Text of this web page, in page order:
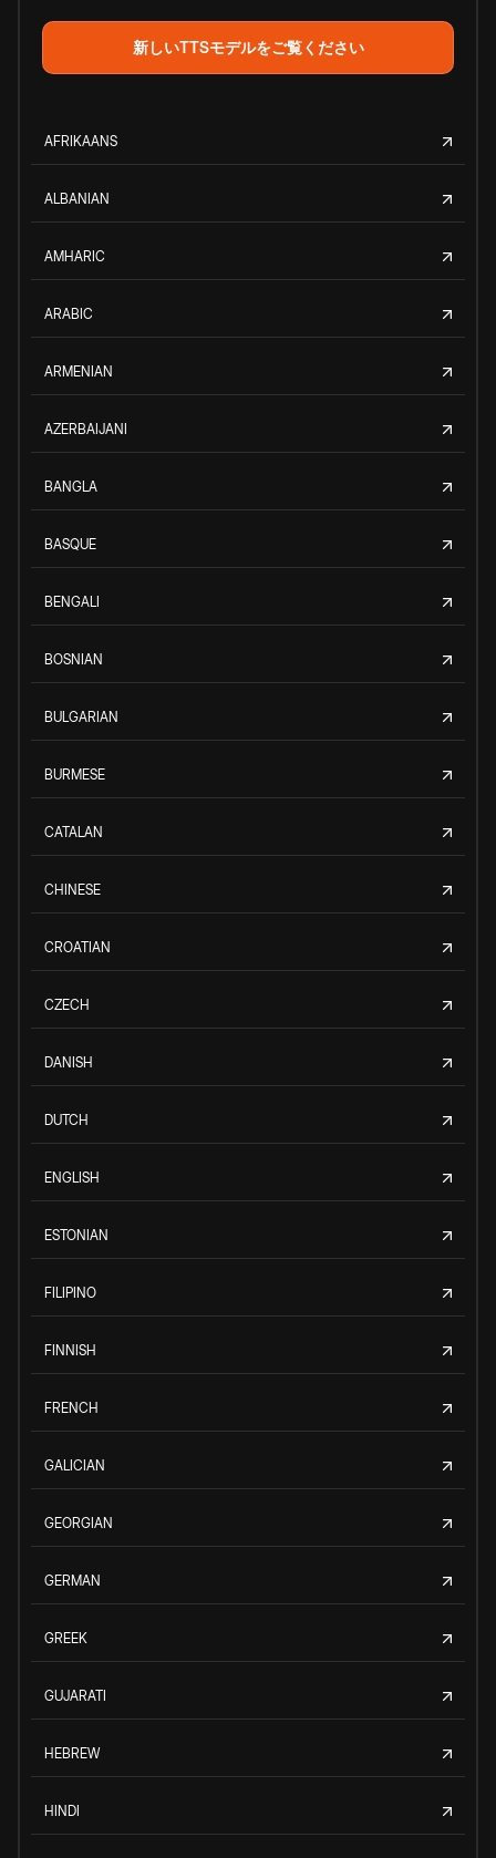
新しいTTSモデルをご覧ください
AFRIKAANS
ALBANIAN
AMHARIC
ARABIC
ARMENIAN
AZERBAIJANI
BANGLA
BASQUE
BENGALI
BOSNIAN
BULGARIAN
BURMESE
CATALAN
CHINESE
CROATIAN
CZECH
DANISH
DUTCH
ENGLISH
ESTONIAN
FILIPINO
FINNISH
FRENCH
GALICIAN
GEORGIAN
GERMAN
GREEK
GUJARATI
HEBREW
HINDI